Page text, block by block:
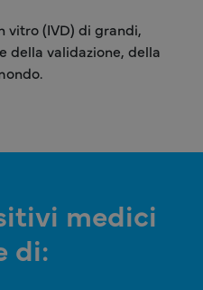
(IVD) di grandi,
della validazione, della
medici
di: